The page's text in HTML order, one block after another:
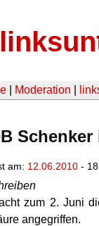
Moderation
Schenker
am: 12.06.2010 -
zum 2. Juni
angegriffen.